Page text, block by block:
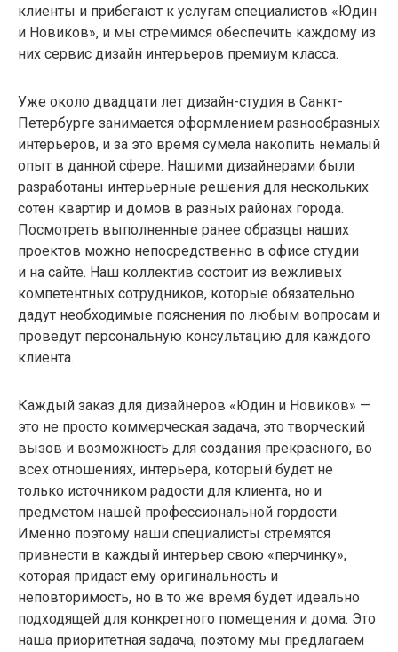
клиенты и прибегают к услугам специалистов «Юдин
и Новиков», и мы стремимся обеспечить каждому из
них сервис дизайн интерьеров премиум класса.
Уже около двадцати лет дизайн-студия в Санкт-
Петербурге занимается оформлением разнообразных
интерьеров, и за это время сумела накопить немалый
опыт в данной сфере. Нашими дизайнерами были
разработаны интерьерные решения для нескольких
сотен квартир и домов в разных районах города.
Посмотреть выполненные ранее образцы наших
проектов можно непосредственно в офисе студии
и на сайте. Наш коллектив состоит из вежливых
компетентных сотрудников, которые обязательно
дадут необходимые пояснения по любым вопросам и
проведут персональную консультацию для каждого
клиента.
Каждый заказ для дизайнеров «Юдин и Новиков» —
это не просто коммерческая задача, это творческий
вызов и возможность для создания прекрасного, во
всех отношениях, интерьера, который будет не
только источником радости для клиента, но и
предметом нашей профессиональной гордости.
Именно поэтому наши специалисты стремятся
привнести в каждый интерьер свою «перчинку»,
которая придаст ему оригинальность и
неповторимость, но в то же время будет идеально
подходящей для конкретного помещения и дома. Это
наша приоритетная задача, поэтому мы предлагаем